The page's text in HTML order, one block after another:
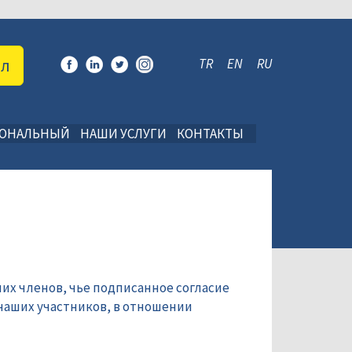
TR EN RU
НАШИ УСЛУГИ КОНТАКТЫ
членов, чье подписанное согласие
участников, в отношении